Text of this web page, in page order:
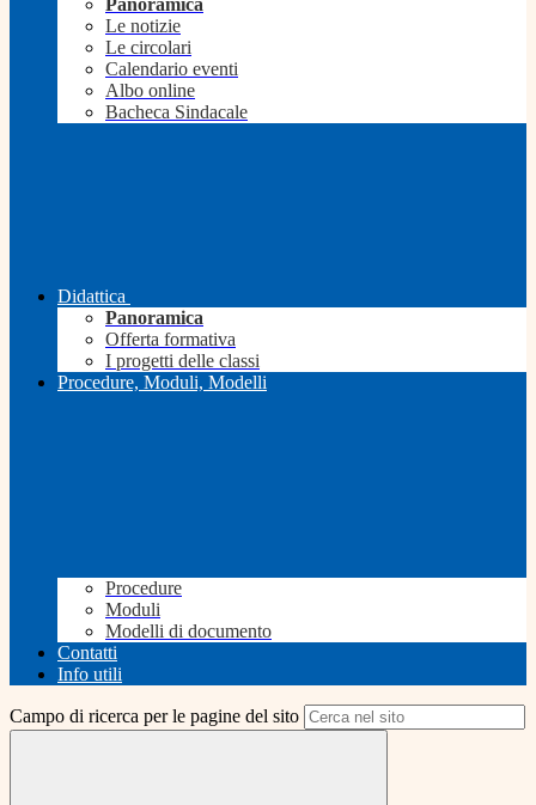
Panoramica
Le notizie
Le circolari
Calendario eventi
Albo online
Bacheca Sindacale
Didattica
Panoramica
Offerta formativa
I progetti delle classi
Procedure, Moduli, Modelli
Procedure
Moduli
Modelli di documento
Contatti
Info utili
Campo di ricerca per le pagine del sito